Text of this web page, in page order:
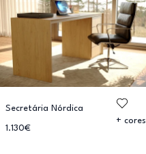
Secretária Nórdica
1.130€
+ cores